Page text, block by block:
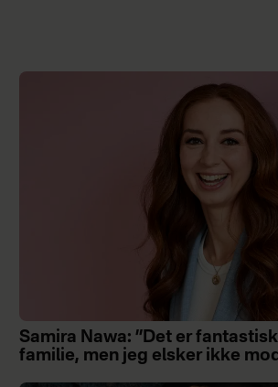
Samira Nawa: ”Det er
familie, men jeg elsker ikke